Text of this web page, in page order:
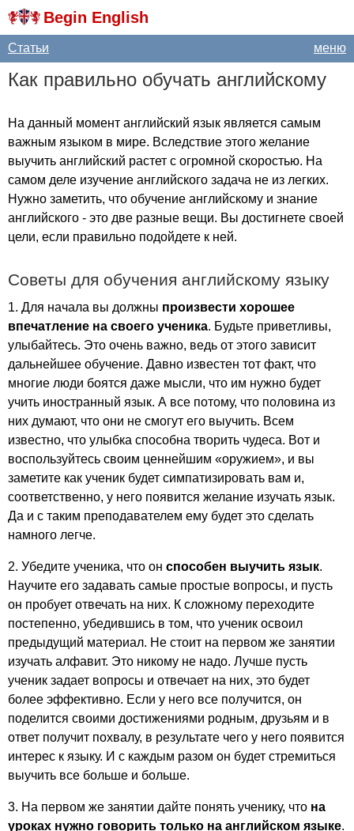
Begin English
меню
Статьи
Как правильно обучать английскому
На данный момент английский язык является самым
важным языком в мире. Вследствие этого желание
выучить английский растет с огромной скоростью. На
самом деле изучение английского задача не из легких.
Нужно заметить, что обучение английскому и знание
английского - это две разные вещи. Вы достигнете своей
цели, если правильно подойдете к ней.
Советы для обучения английскому языку
1. Для начала вы должны произвести хорошее
впечатление на своего ученика. Будьте приветливы,
улыбайтесь. Это очень важно, ведь от этого зависит
дальнейшее обучение. Давно известен тот факт, что
многие люди боятся даже мысли, что им нужно будет
учить иностранный язык. А все потому, что половина из
них думают, что они не смогут его выучить. Всем
известно, что улыбка способна творить чудеса. Вот и
воспользуйтесь своим ценнейшим «оружием», и вы
заметите как ученик будет симпатизировать вам и,
соответственно, у него появится желание изучать язык.
Да и с таким преподавателем ему будет это сделать
намного легче.
2. Убедите ученика, что он способен выучить язык.
Научите его задавать самые простые вопросы, и пусть
он пробует отвечать на них. К сложному переходите
постепенно, убедившись в том, что ученик освоил
предыдущий материал. Не стоит на первом же занятии
изучать алфавит. Это никому не надо. Лучше пусть
ученик задает вопросы и отвечает на них, это будет
более эффективно. Если у него все получится, он
поделится своими достижениями родным, друзьям и в
ответ получит похвалу, в результате чего у него появится
интерес к языку. И с каждым разом он будет стремиться
выучить все больше и больше.
3. На первом же занятии дайте понять ученику, что на
уроках нужно говорить только на английском языке.